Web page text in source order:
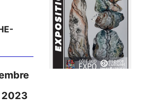
2023